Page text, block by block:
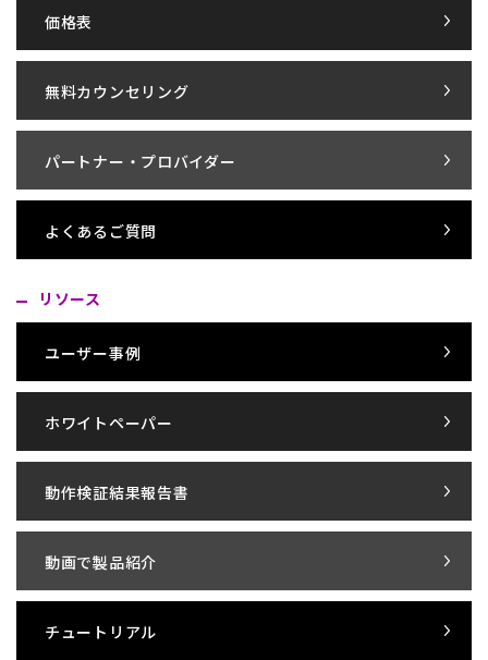
価格表
無料カウンセリング
パートナー・プロバイダー
よくあるご質問
リソース
ユーザー事例
ホワイトペーパー
動作検証結果報告書
動画で製品紹介
チュートリアル